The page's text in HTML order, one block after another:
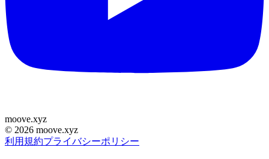
moove.xyz
© 2026 moove.xyz
利用規約プライバシーポリシー